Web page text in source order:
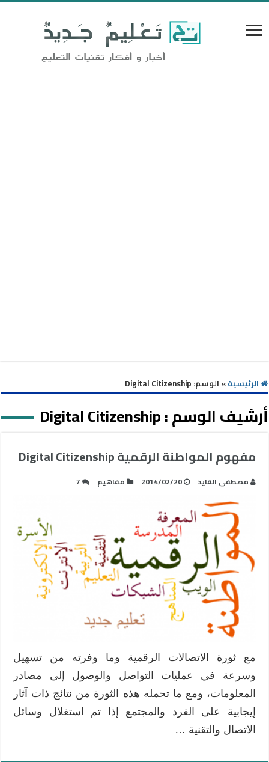
الرئيسية» الوسم: Digital Citizenship
أرشيف الوسم :Digital Citizenship
مفهوم المواطنة الرقمية Digital Citizenship
مصطفى القايد 2014/02/20 مفاهيم 7
مع ثورة الاتصالات الرقمية وما وفرته من تسهيل
وسرعة في عمليات التواصل والوصول إلى مصادر
المعلومات، ومع ما تحمله هذه الثورة من نتائج ذات آثار
إيجابية على الفرد والمجتمع إذا تم استغلال وسائل
الاتصال والتقنية …